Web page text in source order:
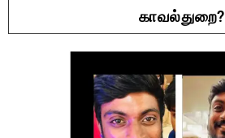
காவல்துறை?